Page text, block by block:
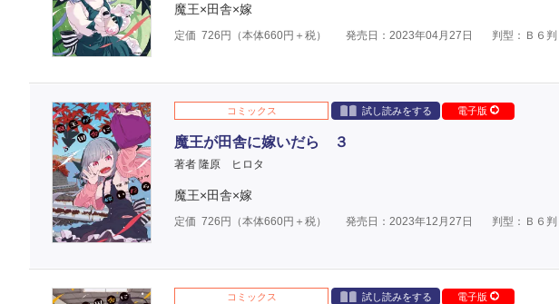
魔王×田舎×嫁
定価 726 円（本体660円＋税） 発売日：2023年04月27日 判型：Ｂ６判
コミックス 試し読みをする 電子版
魔王が田舎に嫁いだら ３
著者 隆原 ヒロタ
魔王×田舎×嫁
定価 726 円（本体660円＋税） 発売日：2023年12月27日 判型：Ｂ６判
コミックス 試し読みをする 電子版